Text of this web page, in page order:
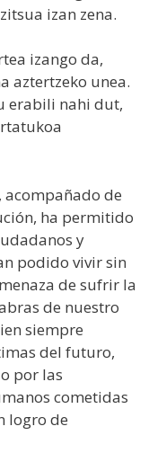
izan zena.
izango da,
aztertzeko unea.
erabili nahi dut,
acompañado de
ha permitido
y
podido vivir sin
de sufrir la
de nuestro
siempre
del futuro,
por las
cometidas
logro de